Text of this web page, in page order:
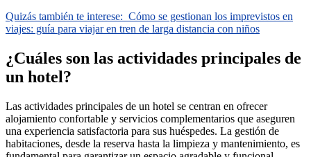
Quizás también te interese: Cómo se gestionan los imprevistos en
viajes: guía para viajar en tren de larga distancia con niños
¿Cuáles son las actividades principales de
un hotel?
Las actividades principales de un hotel se centran en ofrecer
alojamiento confortable y servicios complementarios que aseguren
una experiencia satisfactoria para sus huéspedes. La gestión de
habitaciones, desde la reserva hasta la limpieza y mantenimiento, es